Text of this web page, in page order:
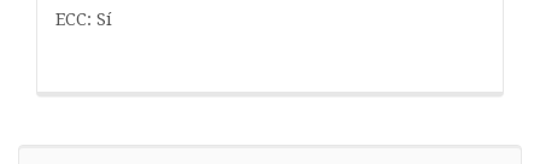
ECC: Sí